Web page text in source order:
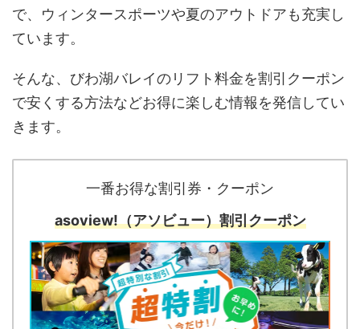
で、ウィンタースポーツや夏のアウトドアも充実し
ています。
そんな、びわ湖バレイのリフト料金を割引クーポン
で安くする方法などお得に楽しむ情報を発信してい
きます。
一番お得な割引券・クーポン
asoview!（アソビュー）割引クーポン